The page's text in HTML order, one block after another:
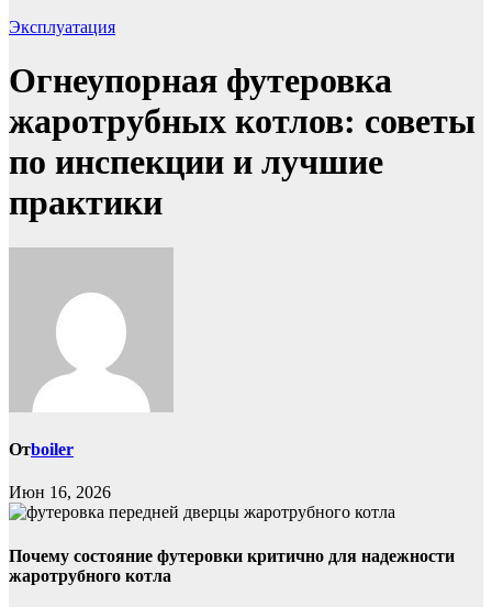
Эксплуатация
Огнеупорная футеровка
жаротрубных котлов: советы
по инспекции и лучшие
практики
Отboiler
Июн 16, 2026
Почему состояние футеровки критично для надежности
жаротрубного котла